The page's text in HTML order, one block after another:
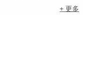
+ 更多